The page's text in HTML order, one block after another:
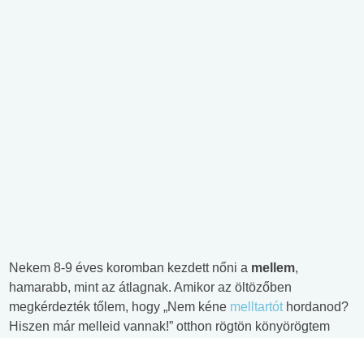
Nekem 8-9 éves koromban kezdett nőni a mellem,
hamarabb, mint az átlagnak. Amikor az öltözőben
megkérdezték tőlem, hogy „Nem kéne melltartóthordanod?
Hiszen már melleid vannak!” otthon rögtön könyörögtem